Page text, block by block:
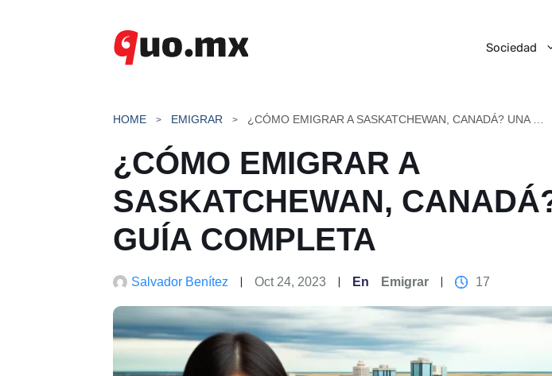
Sociedad
HOME EMIGRAR
¿CÓMO EMIGRAR A
SASKATCHEWAN,
GUÍA COMPLETA
Salvador Benítez Oct 24, 2023 En Emigrar 17